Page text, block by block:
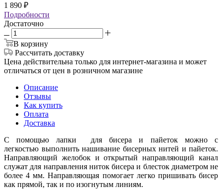
1 890 ₽
Подробности
Достаточно
В корзину
Рассчитать доставку
Цена действительна только для интернет-магазина и может
отличаться от цен в розничном магазине
Описание
Отзывы
Как купить
Оплата
Доставка
С помощью лапки для бисера и пайеток можно с
легкостью выполнить нашивание бисерных нитей и пайеток.
Направляющий желобок и открытый направляющий канал
служат для направления ниток бисера и блесток диаметром не
более 4 мм. Направляющая помогает легко пришивать бисер
как прямой, так и по изогнутым линиям.